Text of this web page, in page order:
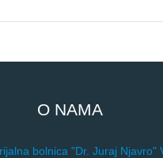
O NAMA
bolnica "Dr. Juraj Njavro"